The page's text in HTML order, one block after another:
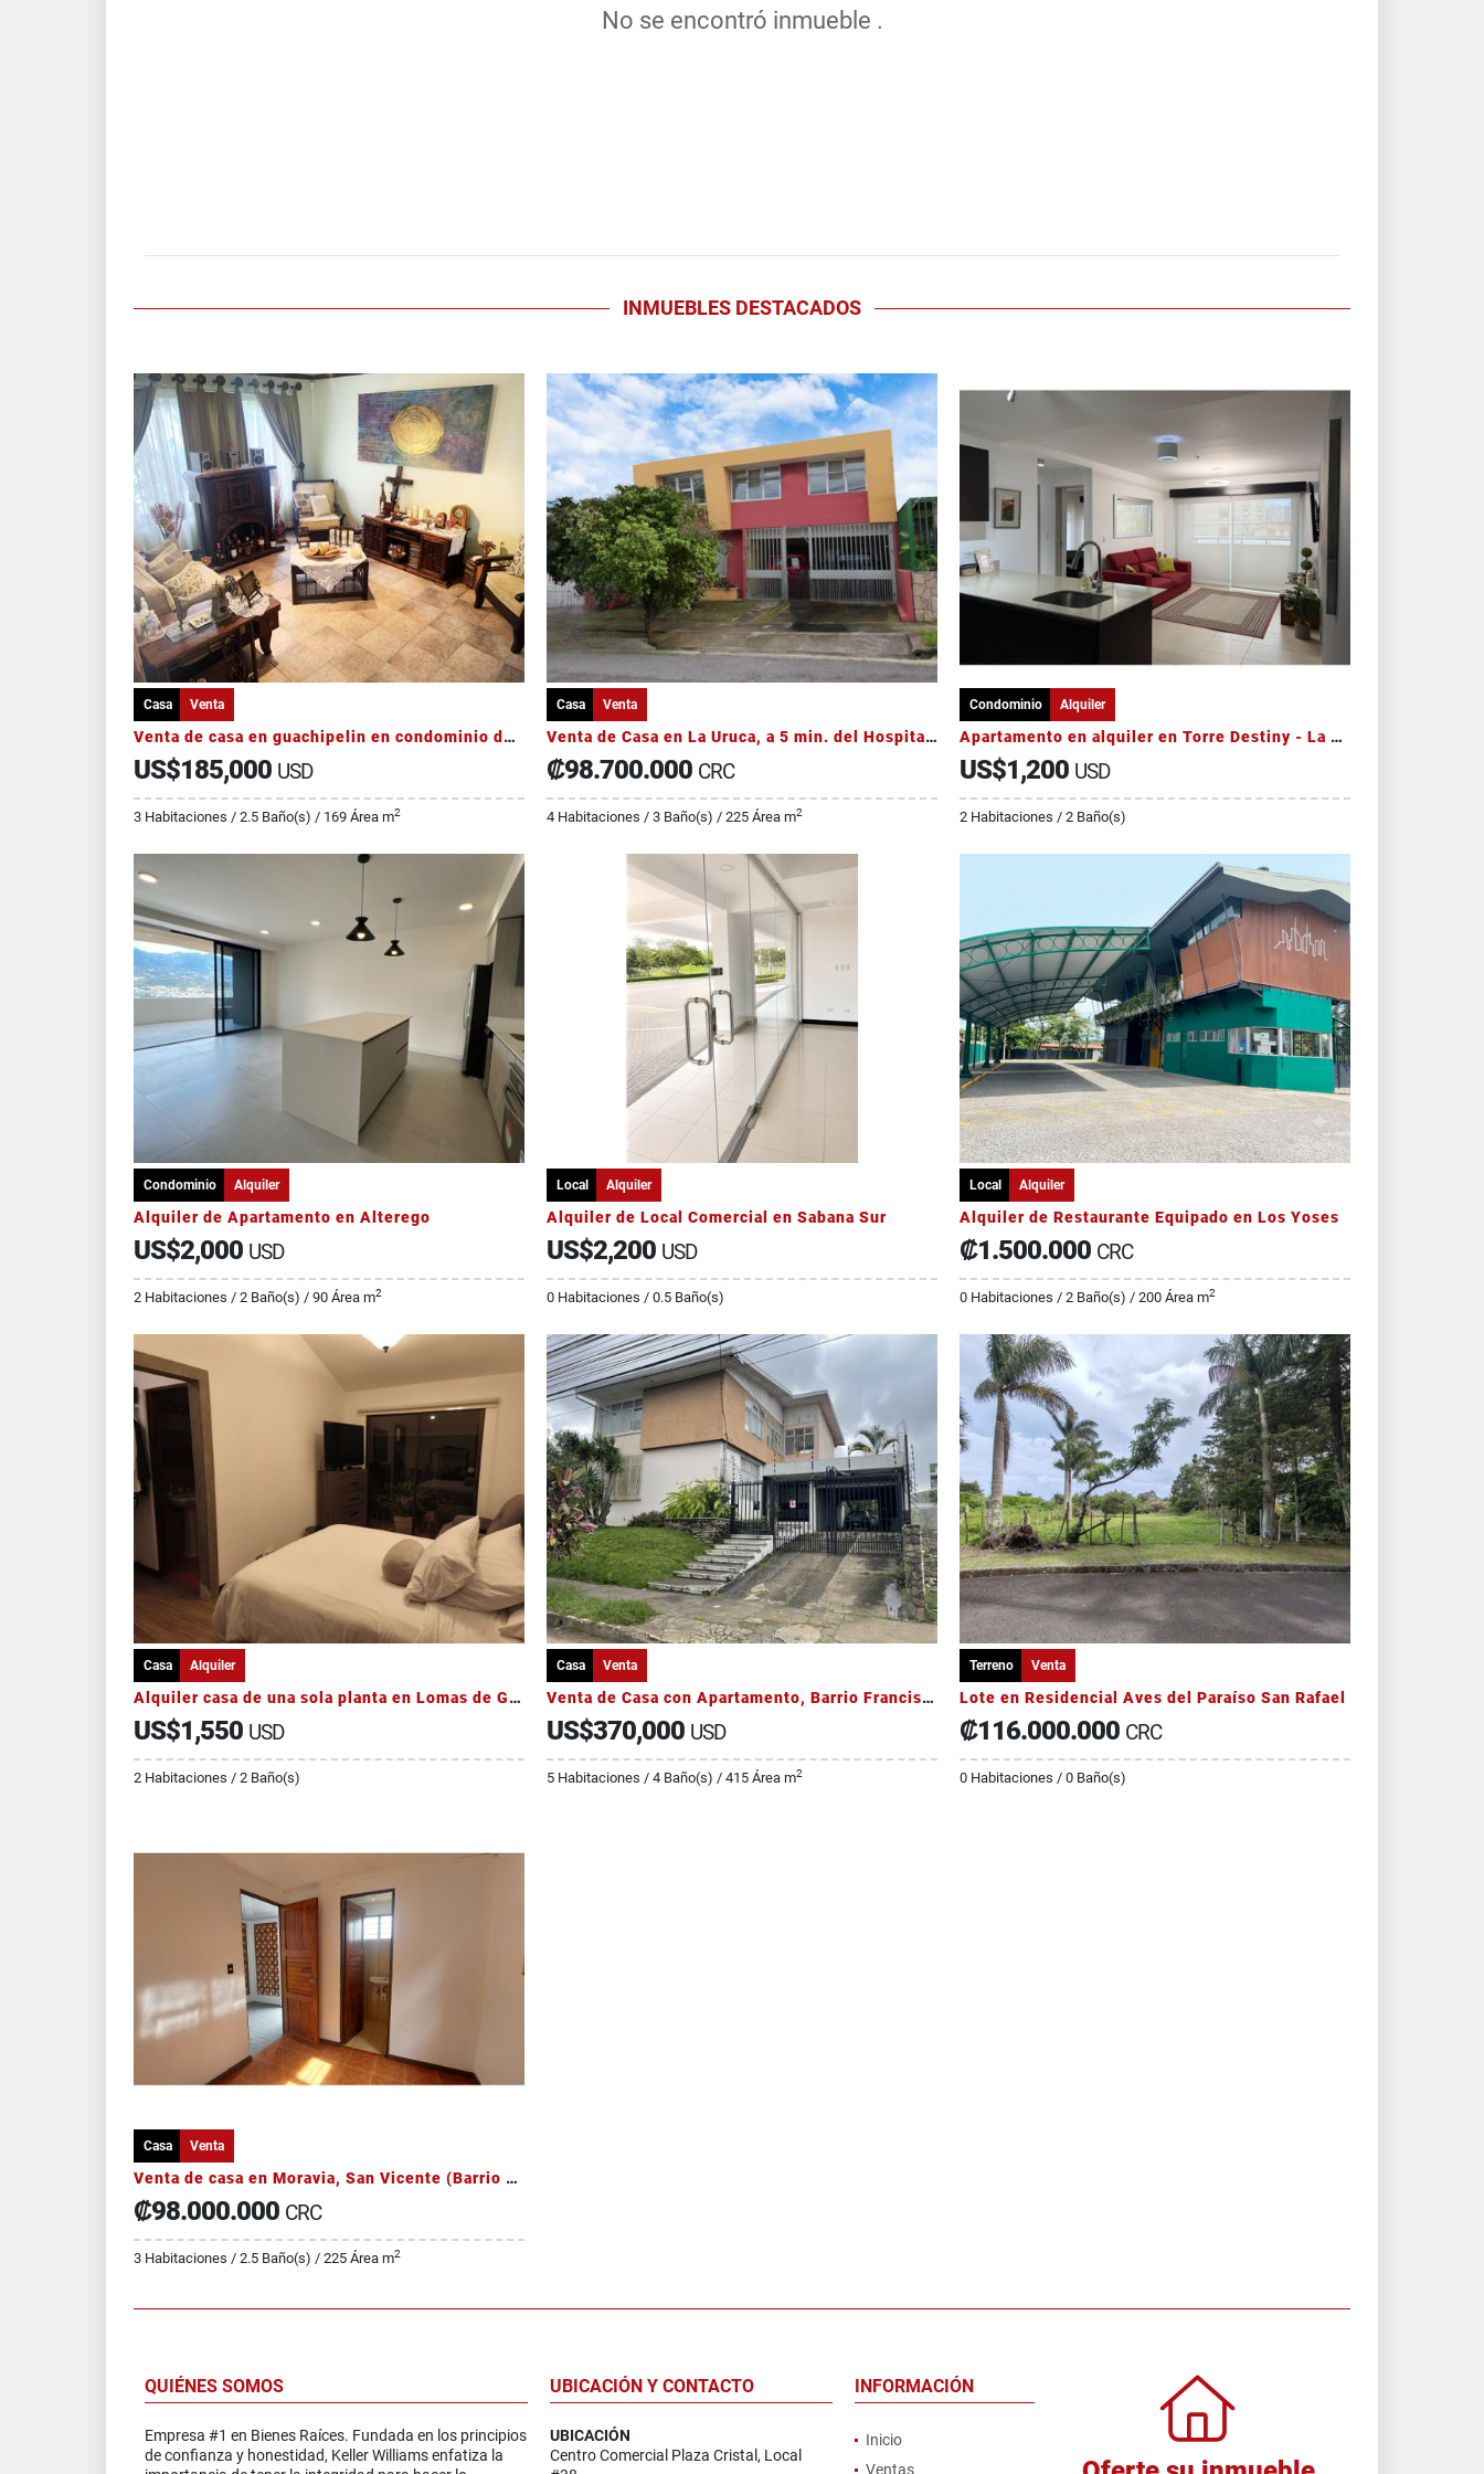
No se encontró inmueble .
INMUEBLES DESTACADOS
Casa Venta
Venta de casa en guachipelin en condominio de 6 casas
US$185,000 USD
3 Habitaciones / 2.5 Baño(s) / 169 Área m2
Casa Venta
Venta de Casa en La Uruca, a 5 min. del Hospital México
₡98.700.000 CRC
4 Habitaciones / 3 Baño(s) / 225 Área m2
Condominio Alquiler
Apartamento en alquiler en Torre Destiny - La Sabana
US$1,200 USD
2 Habitaciones / 2 Baño(s)
Condominio Alquiler
Alquiler de Apartamento en Alterego
US$2,000 USD
2 Habitaciones / 2 Baño(s) / 90 Área m2
Local Alquiler
Alquiler de Local Comercial en Sabana Sur
US$2,200 USD
0 Habitaciones / 0.5 Baño(s)
Local Alquiler
Alquiler de Restaurante Equipado en Los Yoses
₡1.500.000 CRC
0 Habitaciones / 2 Baño(s) / 200 Área m2
Casa Alquiler
Alquiler casa de una sola planta en Lomas de Granadilla
US$1,550 USD
2 Habitaciones / 2 Baño(s)
Casa Venta
Venta de Casa con Apartamento, Barrio Francisco Peralta, Catedral
US$370,000 USD
5 Habitaciones / 4 Baño(s) / 415 Área m2
Terreno Venta
Lote en Residencial Aves del Paraíso San Rafael
₡116.000.000 CRC
0 Habitaciones / 0 Baño(s)
Casa Venta
Venta de casa en Moravia, San Vicente (Barrio Los Robles)
₡98.000.000 CRC
3 Habitaciones / 2.5 Baño(s) / 225 Área m2
QUIÉNES SOMOS
Empresa #1 en Bienes Raíces. Fundada en los principios
de confianza y honestidad, Keller Williams enfatiza la
UBICACIÓN Y CONTACTO
UBICACIÓN
Centro Comercial Plaza Cristal, Local
INFORMACIÓN
Inicio
Ventas